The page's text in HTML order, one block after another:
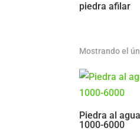
piedra afilar
Mostrando el
Piedra al
1000-6000